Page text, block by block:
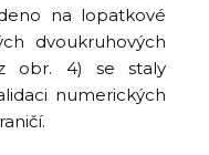
na lopatkové
dvoukruhových
obr. 4) se staly
numerických